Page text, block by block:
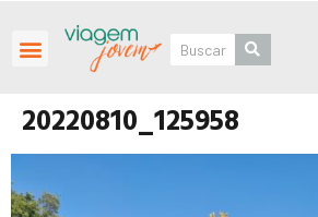
20220810_125958